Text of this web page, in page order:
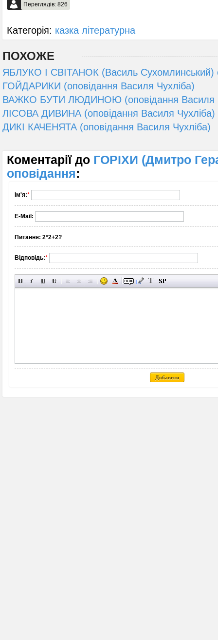
Переглядів: 826
Категорія: казка літературна
ПОХОЖЕ
ЯБЛУКО І СВІТАНОК (Василь Сухомлинський)
ГОЙДАРИКИ (оповідання Василя Чухліба)
ВАЖКО БУТИ ЛЮДИНОЮ (оповідання Василя
ЛІСОВА ДИВИНА (оповідання Василя Чухліба)
ДИКІ КАЧЕНЯТА (оповідання Василя Чухліба)
Коментарії до ГОРІХИ (Дмитро
оповідання:
Ім'я:*
E-Mail:
Питання: 2*2+2?
Відповідь:*
Добавити